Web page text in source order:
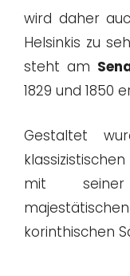
wird daher
Helsinkis zu
steht am
1829 und 1850
Gestaltet
mit seiner
korinthischen